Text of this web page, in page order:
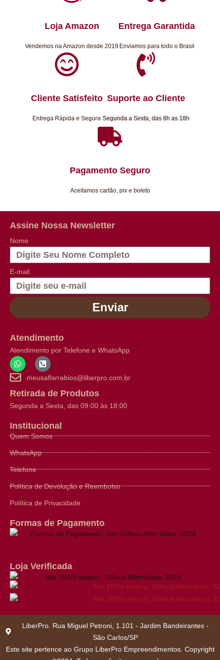
Loja Amazon
Vendemos na Amazon desde 2019
Entrega Garantida
Enviamos para todo o Brasil
Cliente Satisfeito
Entrega Rápida e Segura
Suporte ao Cliente
Segunda a Sexta, das 8h as 18h
Pagamento Seguro
Aceitamos cartão, pix e boleto
Assine Nossa Newsletter
Nome
E-mail
Enviar
Atendimento
Atendimento por Telefone e WhatsApp
meusalfarrabios@liberpro.com.br
Retirada de Produtos
Segunda a Sexta, das 09:00 às 18:00
Institucional
Quem Somos
WhatsApp
Telefone
Política de Devolução e Reembolso
Política de Privacidade
Formas de Pagamento
Loja Verificada
LiberPro. Rua Miguel Petroni, 1.101 - Jardim Bandeirantes -
São Carlos/SP
Este site pertence ao Grupo LiberPro Empreendimentos. Copyright